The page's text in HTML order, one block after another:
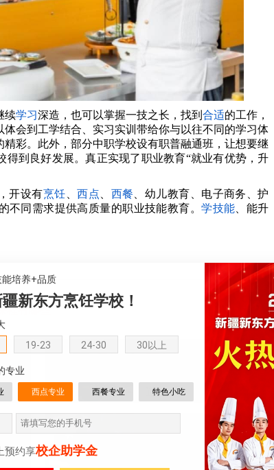
续学习深造，也可以掌握一技之长，找到合适的工作，
会到工学结合、实习实训带给你与以往不同的学习体
彩。此外，部分中职学校设有职普融通班，让想要继
到良好发展。真正实现了职业教育“就业有优势，升
开设有烹饪、 西点、 西餐、幼儿教育、电子商务、护
不同需求提供高质量的职业技能教育。学技能、能升
的
程有哪些
门人
西点烘焙专业
学习西点创造正宗幸福味
道
餐技
短期烹饪专业
短时间成才助力创发展
培养+品质
新东方烹饪学校！
19-23 24-30 30以上
专业
西点专业 西餐专业 特色小吃
预约享校企助学金